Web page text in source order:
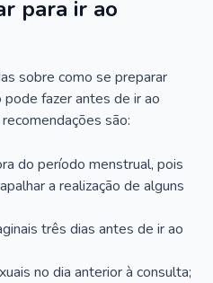
para ir ao
sobre como se preparar
fazer antes de ir ao
são:
do período menstrual, pois
a realização de alguns
três dias antes de ir ao
no dia anterior à consulta;